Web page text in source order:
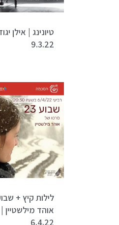
טיונינג | אילן
9.3.22
אוהד מילשטיין |
6.4.22